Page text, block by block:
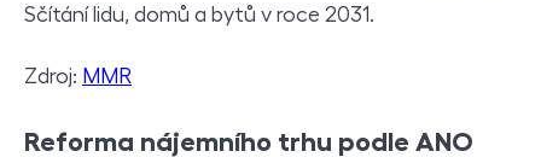
Sčítání lidu, domů a bytů v roce 2031.
Zdroj: MMR
Reforma nájemního trhu podle ANO